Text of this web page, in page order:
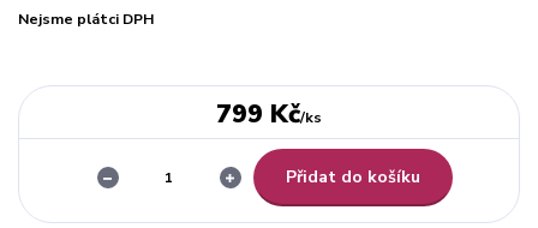
Nejsme plátci DPH
799 Kč/ks
Přidat do košíku